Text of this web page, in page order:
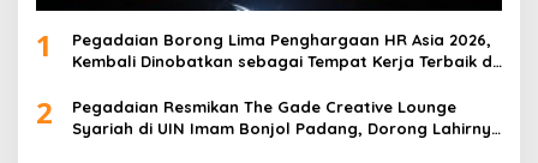
1
Pegadaian Borong Lima Penghargaan HR Asia 2026,
Kembali Dinobatkan sebagai Tempat Kerja Terbaik di
2
Pegadaian Resmikan The Gade Creative Lounge
Syariah di UIN Imam Bonjol Padang, Dorong Lahirnya